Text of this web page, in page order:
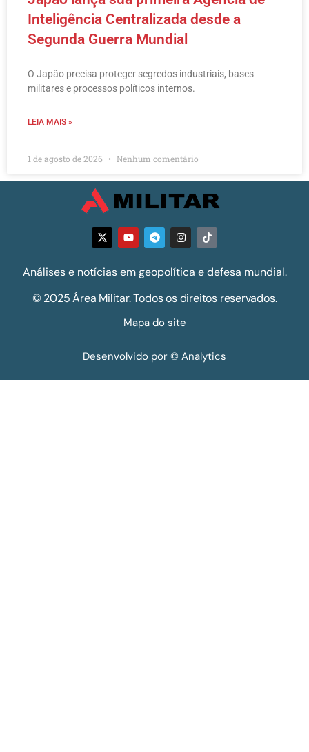
Inteligência Centralizada desde a
Segunda Guerra Mundial
O Japão precisa proteger segredos industriais, bases
militares e processos políticos internos.
LEIA MAIS »
1 de agosto de 2026 Nenhum comentário
Análises e notícias em geopolítica e defesa mundial.
© 2025 Área Militar. Todos os direitos reservados.
Mapa do site
Desenvolvido por © Analytics